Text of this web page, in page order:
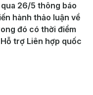
26/5 thông báo
hành thảo luận về
đó có thời điểm
trợ Liên hợp quốc